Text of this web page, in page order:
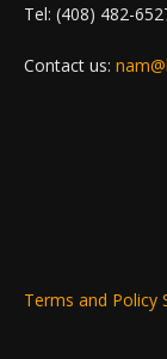
Tel: (408) 482-
Contact us:
Terms and Policy